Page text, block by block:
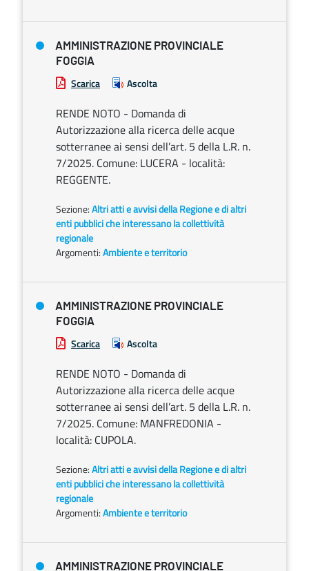
AMMINISTRAZIONE PROVINCIALE
FOGGIA
Scarica Ascolta
RENDE NOTO - Domanda di
Autorizzazione alla ricerca delle acque
sotterranee ai sensi dell’art. 5 della L.R. n.
7/2025. Comune: LUCERA - località:
REGGENTE.
Sezione:Altri atti e avvisi della Regione e di altri
enti pubblici che interessano la collettività
regionale
Argomenti:Ambiente e territorio
AMMINISTRAZIONE PROVINCIALE
FOGGIA
Scarica Ascolta
RENDE NOTO - Domanda di
Autorizzazione alla ricerca delle acque
sotterranee ai sensi dell’art. 5 della L.R. n.
7/2025. Comune: MANFREDONIA -
località: CUPOLA.
Sezione:Altri atti e avvisi della Regione e di altri
enti pubblici che interessano la collettività
regionale
Argomenti:Ambiente e territorio
AMMINISTRAZIONE PROVINCIALE